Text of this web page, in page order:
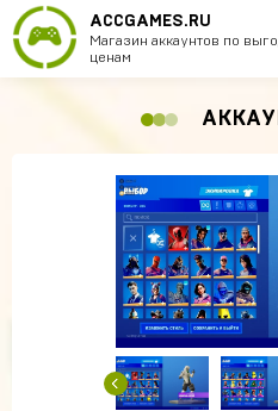
ACCGAMES.RU
Магазин аккаунтов по
ценам